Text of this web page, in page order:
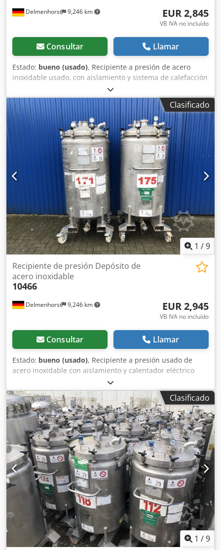
Delmenhorst 9,246 km EUR 2,845
VB IVA no incluído
Consultar Llamar
Estado: bueno (usado), Recipiente a presión de acero
inoxidable usado, con aislamiento y sistema de calefacción
eléctrico auxiliar. Número de artículo: 10465 Último uso:
Industria cosmética Volumen: aprox. 300 litros Tipo:
Vertical, sobre 4 ruedas con espacio para carretilla
elevadora Material (en contacto con el producto): Acero
inoxidable 1.4301 Diseño: De pared simple con aislamiento
Fondo: Abombado Tapa superior: Abombada Presión de
funcionamiento según la placa de características: +3 bar
Cedpfxjfcwxnj Aiqsrf Dimensiones del recipiente: Diámetro
exterior: 700 mm Altura de las patas: 185 mm Distancia del
desagüe al fondo: 190 mm Altura total: 1850 mm Anchura
total: 900 mm Longitud total: 700 mm Materiales: Interior:
1.4301 / AISI304 Partes exteriores: 1.4301 / AISI304
Equipamiento: Salida: DN32 mm Tipo de salida: Válvula de
disco Boca de inspección: 600 mm Diversas conexiones
Sistema de calefacción eléctrico auxiliar Aislado Espacio
para carretilla elevadora
Clasificado
1 /9
Delmenhorst 9,246 km
Recipiente de presión Depósito de
acero inoxidable
10466
EUR 2,945
VB IVA no incluído
Consultar Llamar
Estado: bueno (usado), Recipiente a presión usado de
acero inoxidable con aislamiento y calentador eléctrico
auxiliar. Número de artículo: 10466 Último uso: cosméticos
Volumen: aprox. 400 litros Tipo: vertical, sobre 4 ruedas
con espacio para carretilla elevadora Material (en contacto
con el medio): acero inoxidable 1.4301 Diseño: de pared
única con aislamiento Fondo: cónico Cedpfefdgrhsx Aiqorf
Fondo superior: abombado Presión de funcionamiento
según la placa de características: +3 bar Dimensiones del
recipiente: Diámetro exterior: 750 mm Altura de los pies:
190 mm Distancia entre el desagüe y el fondo: 220 mm
Altura total: 1900 mm Anchura total: 950 mm Longitud
total: 750 mm Materiales: Interior: 1.4301 / AISI304 Partes
exteriores: 1.4301 / AISI304 Equipamiento: Salida: DN32
mm Tipo de salida: válvula de disco Boca de inspección:
645 mm Diversas conexiones Calentador eléctrico auxiliar
(sin verificar) Espacio para carretilla elevadora
Clasificado
1 /9